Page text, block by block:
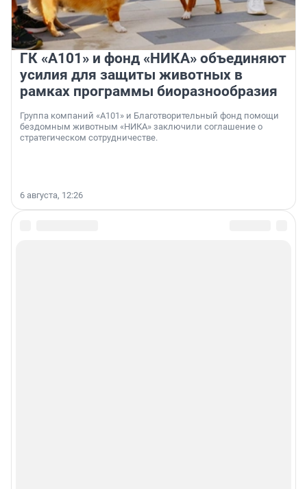
ГК «А101» и фонд «НИКА» объединяют
усилия для защиты животных в
рамках программы биоразнообразия
Группа компаний «А101» и Благотворительный фонд помощи
бездомным животным «НИКА» заключили соглашение о
стратегическом сотрудничестве.
6 августа, 12:26